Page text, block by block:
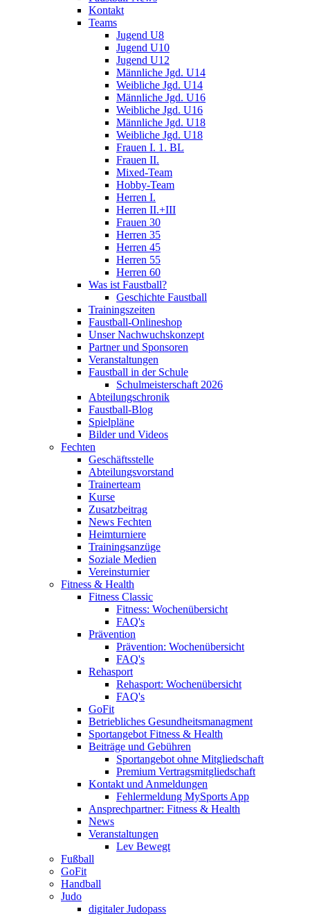
Kontakt
Teams
Jugend U8
Jugend U10
Jugend U12
Männliche Jgd. U14
Weibliche Jgd. U14
Männliche Jgd. U16
Weibliche Jgd. U16
Männliche Jgd. U18
Weibliche Jgd. U18
Frauen I. 1. BL
Frauen II.
Mixed-Team
Hobby-Team
Herren I.
Herren II.+III
Frauen 30
Herren 35
Herren 45
Herren 55
Herren 60
Was ist Faustball?
Geschichte Faustball
Trainingszeiten
Faustball-Onlineshop
Unser Nachwuchskonzept
Partner und Sponsoren
Veranstaltungen
Faustball in der Schule
Schulmeisterschaft 2026
Abteilungschronik
Faustball-Blog
Spielpläne
Bilder und Videos
Fechten
Geschäftsstelle
Abteilungsvorstand
Trainerteam
Kurse
Zusatzbeitrag
News Fechten
Heimturniere
Trainingsanzüge
Soziale Medien
Vereinsturnier
Fitness & Health
Fitness Classic
Fitness: Wochenübersicht
FAQ's
Prävention
Prävention: Wochenübersicht
FAQ's
Rehasport
Rehasport: Wochenübersicht
FAQ's
GoFit
Betriebliches Gesundheitsmanagment
Sportangebot Fitness & Health
Beiträge und Gebühren
Sportangebot ohne Mitgliedschaft
Premium Vertragsmitgliedschaft
Kontakt und Anmeldungen
Fehlermeldung MySports App
Ansprechpartner: Fitness & Health
News
Veranstaltungen
Lev Bewegt
Fußball
GoFit
Handball
Judo
digitaler Judopass